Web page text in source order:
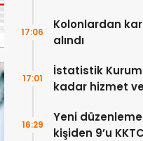
Kolonlardan
alındı
17:06
İstatistik
kadar hizmet
17:01
Yeni
kişiden 9’u
16:29